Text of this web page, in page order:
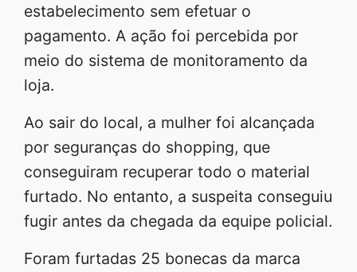
estabelecimento sem efetuar o
pagamento. A ação foi percebida por
meio do sistema de monitoramento da
loja.
Ao sair do local, a mulher foi alcançada
por seguranças do shopping, que
conseguiram recuperar todo o material
furtado. No entanto, a suspeita conseguiu
fugir antes da chegada da equipe policial.
Foram furtadas 25 bonecas da marca